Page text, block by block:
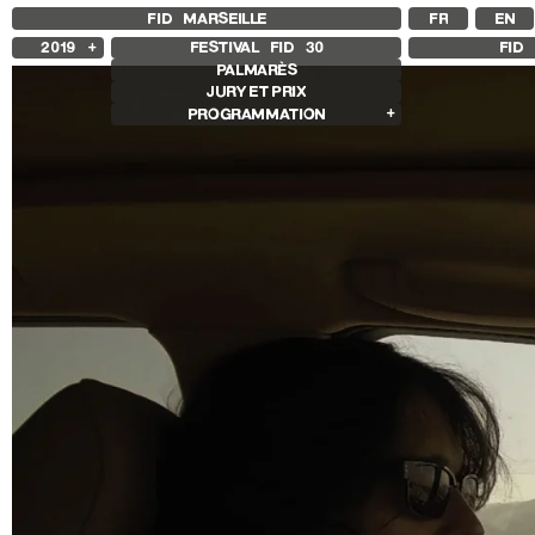
FID MARSEILLE FR EN
2019 FESTIVAL FID 30
PALMARÈS
JURY ET PRIX
PROGRAMMATION
Autres programmes
Séances spéciales
Sentiers expanded
Histoire(s) de Portrait
FID